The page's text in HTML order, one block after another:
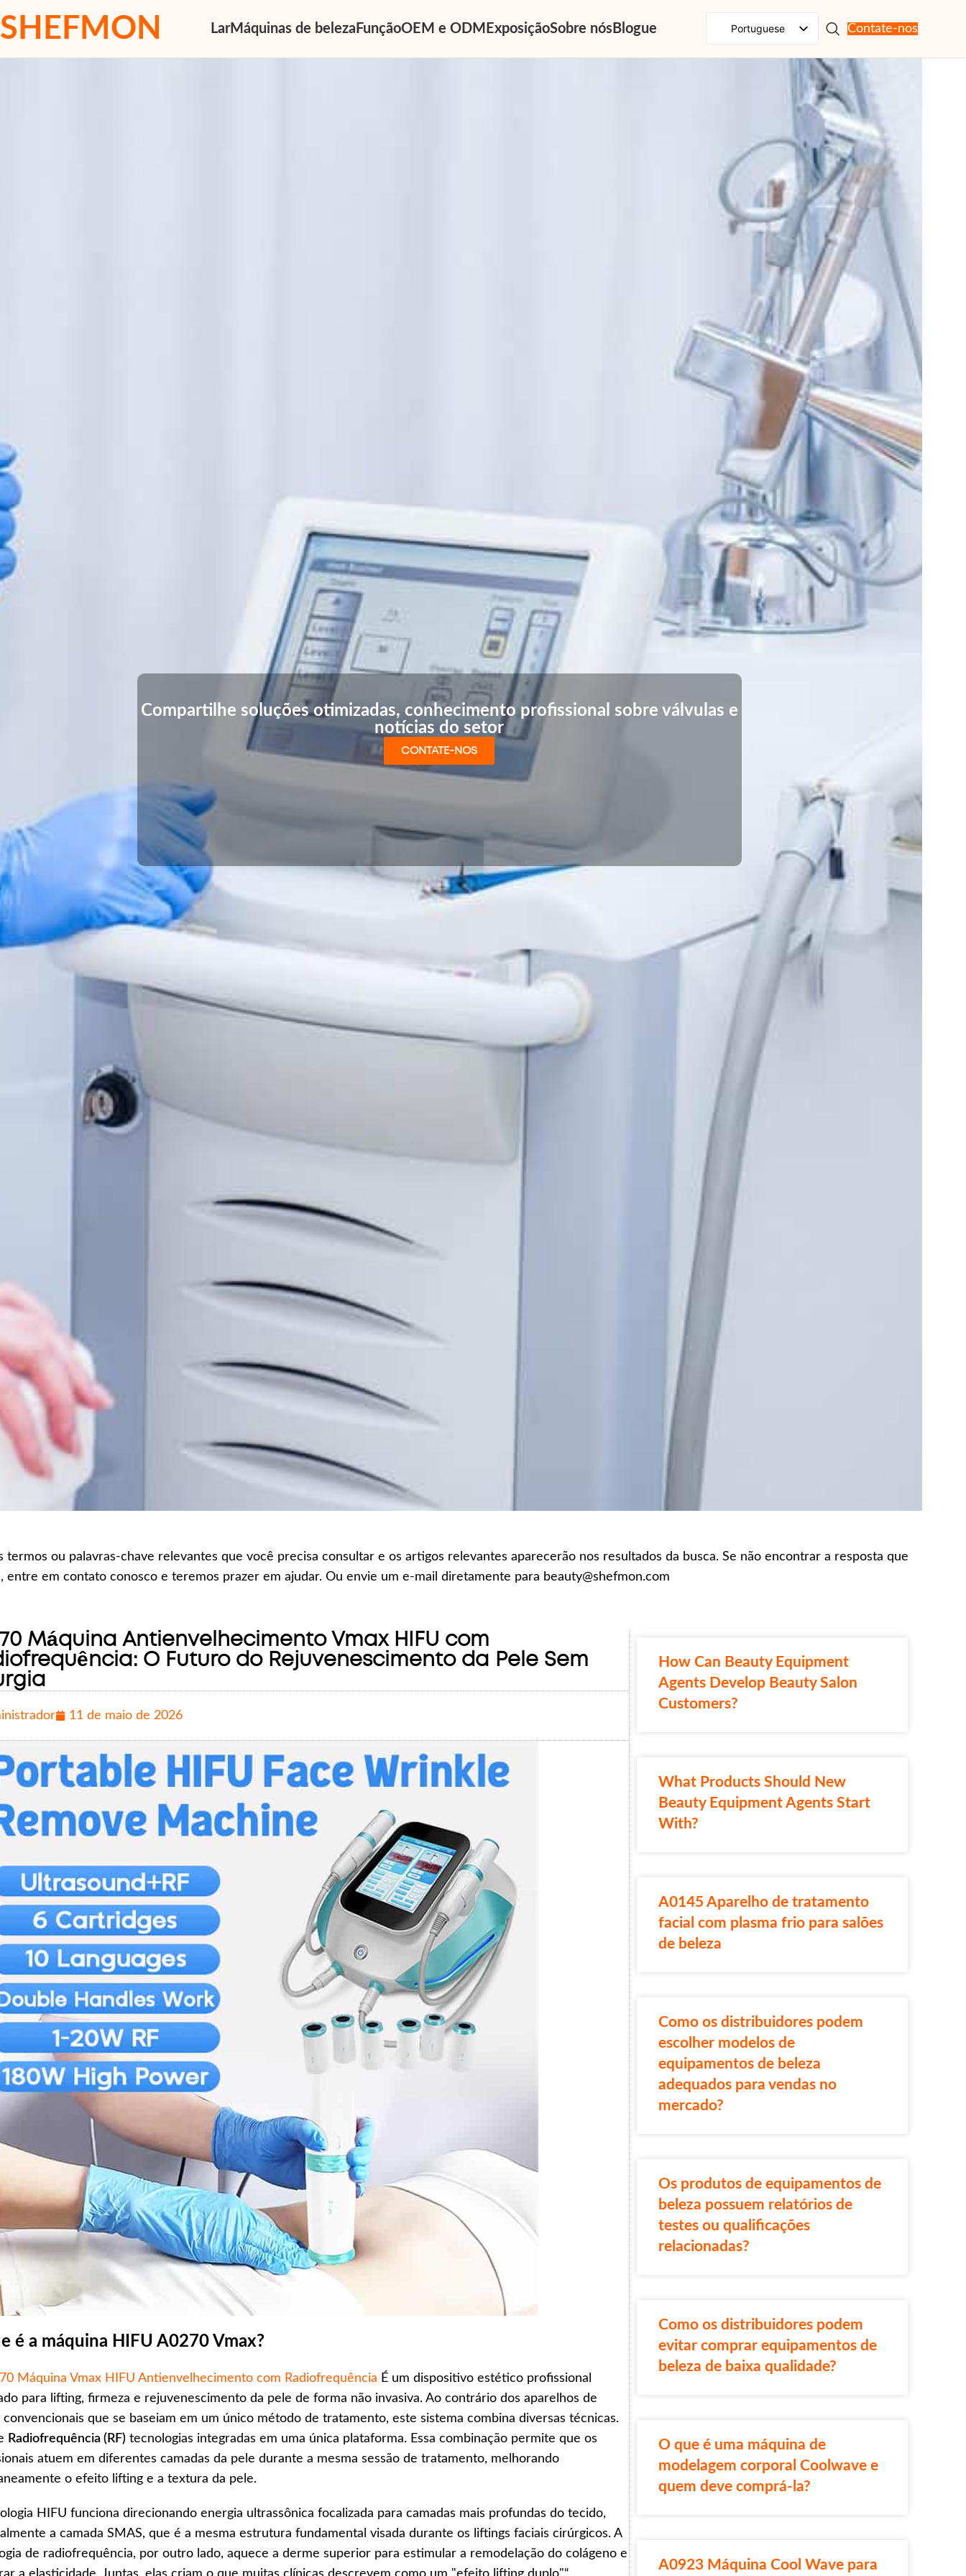
SHEFMON LarMáquinas de beleza FunçãoOEM e ODM ExposiçãoSobre nósBlogue
Portuguese
Japanese
German
Korean
Italian
Contate-nos
Compartilhe soluções otimizadas, conhecimento profissional sobre válvulas e
notícias do setor
CONTATE-NOS
termos ou palavras-chave relevantes que você precisa consultar e os artigos relevantes aparecerão nos resultados da busca. Se não encontrar a resposta que
entre em contato conosco e teremos prazer em ajudar. Ou envie um e-mail diretamente para beauty@shefmon.com
Máquina Antienvelhecimento Vmax HIFU com
O Futuro do Rejuvenescimento da Pele Sem
11 de maio de 2026
é a máquina HIFU A0270 Vmax?
Máquina Vmax HIFU Antienvelhecimento com Radiofrequência É um dispositivo estético profissional
para lifting, firmeza e rejuvenescimento da pele de forma não invasiva. Ao contrário dos aparelhos de
convencionais que se baseiam em um único método de tratamento, este sistema combina diversas técnicas.
Radiofrequência (RF) tecnologias integradas em uma única plataforma. Essa combinação permite que os
atuem em diferentes camadas da pele durante a mesma sessão de tratamento, melhorando
o efeito lifting e a textura da pele.
HIFU funciona direcionando energia ultrassônica focalizada para camadas mais profundas do tecido,
a camada SMAS, que é a mesma estrutura fundamental visada durante os liftings faciais cirúrgicos. A
de radiofrequência, por outro lado, aquece a derme superior para estimular a remodelação do colágeno e
How Can Beauty Equipment
Agents Develop Beauty Salon
Customers?
What Products Should New
Beauty Equipment Agents Start
With?
A0145 Aparelho de tratamento
facial com plasma frio para salões
de beleza
Como os distribuidores podem
escolher modelos de
equipamentos de beleza
adequados para vendas no
mercado?
Os produtos de equipamentos de
beleza possuem relatórios de
testes ou qualificações
relacionadas?
Como os distribuidores podem
evitar comprar equipamentos de
beleza de baixa qualidade?
O que é uma máquina de
modelagem corporal Coolwave e
quem deve comprá-la?
A0923 Máquina Cool Wave para